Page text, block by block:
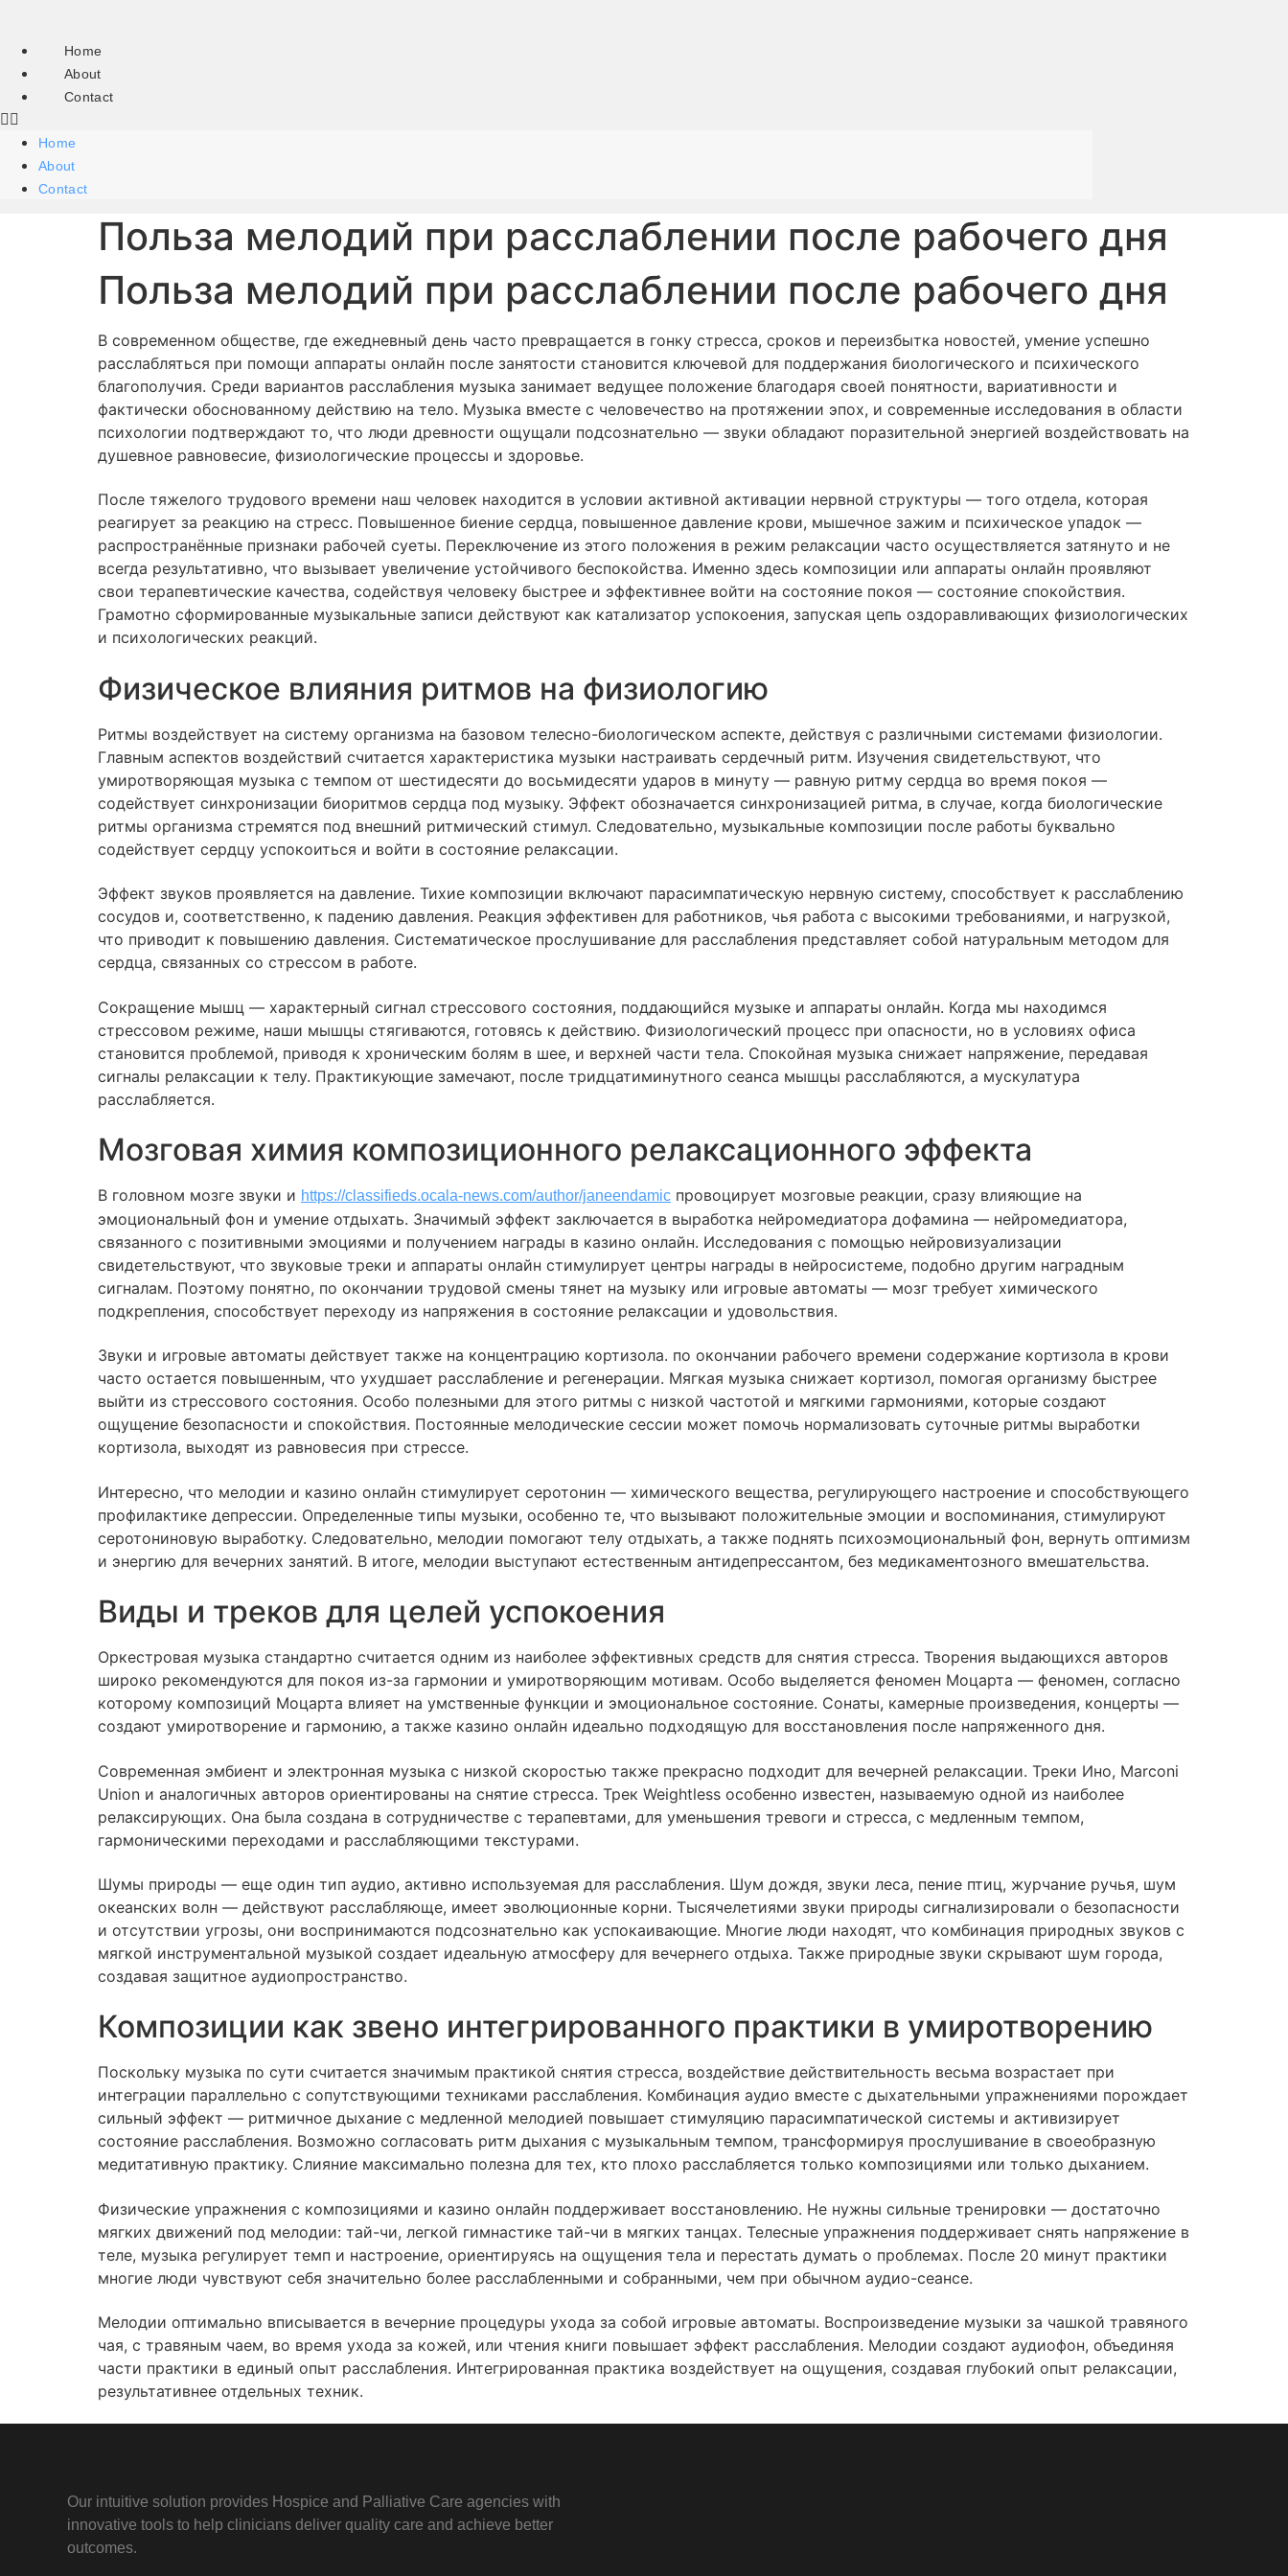
content
Home
About
Contact
Home
About
Contact
Польза мелодий при расслаблении после рабочего дня
Польза мелодий при расслаблении после рабочего дня
В современном обществе, где ежедневный день часто превращается в гонку стресса, сроков и переизбытка новостей, умение успешно
расслабляться при помощи аппараты онлайн после занятости становится ключевой для поддержания биологического и психического
благополучия. Среди вариантов расслабления музыка занимает ведущее положение благодаря своей понятности, вариативности и
фактически обоснованному действию на тело. Музыка вместе с человечество на протяжении эпох, и современные исследования в области
психологии подтверждают то, что люди древности ощущали подсознательно — звуки обладают поразительной энергией воздействовать на
душевное равновесие, физиологические процессы и здоровье.
После тяжелого трудового времени наш человек находится в условии активной активации нервной структуры — того отдела, которая
реагирует за реакцию на стресс. Повышенное биение сердца, повышенное давление крови, мышечное зажим и психическое упадок —
распространённые признаки рабочей суеты. Переключение из этого положения в режим релаксации часто осуществляется затянуто и не
всегда результативно, что вызывает увеличение устойчивого беспокойства. Именно здесь композиции или аппараты онлайн проявляют
свои терапевтические качества, содействуя человеку быстрее и эффективнее войти на состояние покоя — состояние спокойствия.
Грамотно сформированные музыкальные записи действуют как катализатор успокоения, запуская цепь оздоравливающих физиологических
и психологических реакций.
Физическое влияния ритмов на физиологию
Ритмы воздействует на систему организма на базовом телесно-биологическом аспекте, действуя с различными системами физиологии.
Главным аспектов воздействий считается характеристика музыки настраивать сердечный ритм. Изучения свидетельствуют, что
умиротворяющая музыка с темпом от шестидесяти до восьмидесяти ударов в минуту — равную ритму сердца во время покоя —
содействует синхронизации биоритмов сердца под музыку. Эффект обозначается синхронизацией ритма, в случае, когда биологические
ритмы организма стремятся под внешний ритмический стимул. Следовательно, музыкальные композиции после работы буквально
содействует сердцу успокоиться и войти в состояние релаксации.
Эффект звуков проявляется на давление. Тихие композиции включают парасимпатическую нервную систему, способствует к расслаблению
сосудов и, соответственно, к падению давления. Реакция эффективен для работников, чья работа с высокими требованиями, и нагрузкой,
что приводит к повышению давления. Систематическое прослушивание для расслабления представляет собой натуральным методом для
сердца, связанных со стрессом в работе.
Сокращение мышц — характерный сигнал стрессового состояния, поддающийся музыке и аппараты онлайн. Когда мы находимся
стрессовом режиме, наши мышцы стягиваются, готовясь к действию. Физиологический процесс при опасности, но в условиях офиса
становится проблемой, приводя к хроническим болям в шее, и верхней части тела. Спокойная музыка снижает напряжение, передавая
сигналы релаксации к телу. Практикующие замечают, после тридцатиминутного сеанса мышцы расслабляются, а мускулатура
расслабляется.
Мозговая химия композиционного релаксационного эффекта
В головном мозге звуки и https://classifieds.ocala-news.com/author/janeendamic провоцирует мозговые реакции, сразу влияющие на
эмоциональный фон и умение отдыхать. Значимый эффект заключается в выработка нейромедиатора дофамина — нейромедиатора,
связанного с позитивными эмоциями и получением награды в казино онлайн. Исследования с помощью нейровизуализации
свидетельствуют, что звуковые треки и аппараты онлайн стимулирует центры награды в нейросистеме, подобно другим наградным
сигналам. Поэтому понятно, по окончании трудовой смены тянет на музыку или игровые автоматы — мозг требует химического
подкрепления, способствует переходу из напряжения в состояние релаксации и удовольствия.
Звуки и игровые автоматы действует также на концентрацию кортизола. по окончании рабочего времени содержание кортизола в крови
часто остается повышенным, что ухудшает расслабление и регенерации. Мягкая музыка снижает кортизол, помогая организму быстрее
выйти из стрессового состояния. Особо полезными для этого ритмы с низкой частотой и мягкими гармониями, которые создают
ощущение безопасности и спокойствия. Постоянные мелодические сессии может помочь нормализовать суточные ритмы выработки
кортизола, выходят из равновесия при стрессе.
Интересно, что мелодии и казино онлайн стимулирует серотонин — химического вещества, регулирующего настроение и способствующего
профилактике депрессии. Определенные типы музыки, особенно те, что вызывают положительные эмоции и воспоминания, стимулируют
серотониновую выработку. Следовательно, мелодии помогают телу отдыхать, а также поднять психоэмоциональный фон, вернуть оптимизм
и энергию для вечерних занятий. В итоге, мелодии выступают естественным антидепрессантом, без медикаментозного вмешательства.
Виды и треков для целей успокоения
Оркестровая музыка стандартно считается одним из наиболее эффективных средств для снятия стресса. Творения выдающихся авторов
широко рекомендуются для покоя из-за гармонии и умиротворяющим мотивам. Особо выделяется феномен Моцарта — феномен, согласно
которому композиций Моцарта влияет на умственные функции и эмоциональное состояние. Сонаты, камерные произведения, концерты —
создают умиротворение и гармонию, а также казино онлайн идеально подходящую для восстановления после напряженного дня.
Современная эмбиент и электронная музыка с низкой скоростью также прекрасно подходит для вечерней релаксации. Треки Ино, Marconi
Union и аналогичных авторов ориентированы на снятие стресса. Трек Weightless особенно известен, называемую одной из наиболее
релаксирующих. Она была создана в сотрудничестве с терапевтами, для уменьшения тревоги и стресса, с медленным темпом,
гармоническими переходами и расслабляющими текстурами.
Шумы природы — еще один тип аудио, активно используемая для расслабления. Шум дождя, звуки леса, пение птиц, журчание ручья, шум
океанских волн — действуют расслабляюще, имеет эволюционные корни. Тысячелетиями звуки природы сигнализировали о безопасности
и отсутствии угрозы, они воспринимаются подсознательно как успокаивающие. Многие люди находят, что комбинация природных звуков с
мягкой инструментальной музыкой создает идеальную атмосферу для вечернего отдыха. Также природные звуки скрывают шум города,
создавая защитное аудиопространство.
Композиции как звено интегрированного практики в умиротворению
Поскольку музыка по сути считается значимым практикой снятия стресса, воздействие действительность весьма возрастает при
интеграции параллельно с сопутствующими техниками расслабления. Комбинация аудио вместе с дыхательными упражнениями порождает
сильный эффект — ритмичное дыхание с медленной мелодией повышает стимуляцию парасимпатической системы и активизирует
состояние расслабления. Возможно согласовать ритм дыхания с музыкальным темпом, трансформируя прослушивание в своеобразную
медитативную практику. Слияние максимально полезна для тех, кто плохо расслабляется только композициями или только дыханием.
Физические упражнения с композициями и казино онлайн поддерживает восстановлению. Не нужны сильные тренировки — достаточно
мягких движений под мелодии: тай-чи, легкой гимнастике тай-чи в мягких танцах. Телесные упражнения поддерживает снять напряжение в
теле, музыка регулирует темп и настроение, ориентируясь на ощущения тела и перестать думать о проблемах. После 20 минут практики
многие люди чувствуют себя значительно более расслабленными и собранными, чем при обычном аудио-сеансе.
Мелодии оптимально вписывается в вечерние процедуры ухода за собой игровые автоматы. Воспроизведение музыки за чашкой травяного
чая, с травяным чаем, во время ухода за кожей, или чтения книги повышает эффект расслабления. Мелодии создают аудиофон, объединяя
части практики в единый опыт расслабления. Интегрированная практика воздействует на ощущения, создавая глубокий опыт релаксации,
результативнее отдельных техник.
Our intuitive solution provides Hospice and Palliative Care agencies with
innovative tools to help clinicians deliver quality care and achieve better
outcomes.